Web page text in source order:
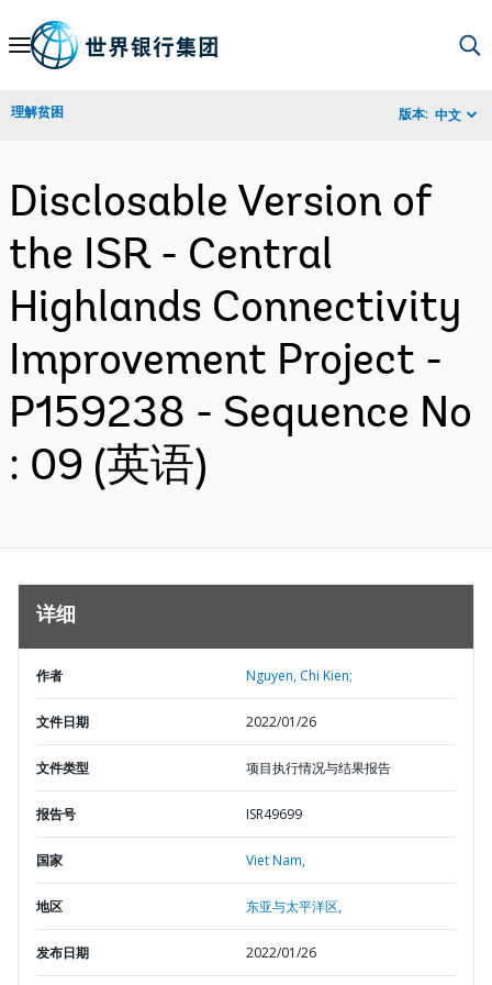
Skip
Navigation
理解贫困 版本: 中文
Disclosable Version of
the ISR - Central
Highlands Connectivity
Improvement Project -
P159238 - Sequence No
: 09 (英语)
详细
作者 Nguyen, Chi Kien;
文件日期 2022/01/26
文件类型 项目执行情况与结果报告
报告号 ISR49699
国家 Viet Nam,
地区 东亚与太平洋区,
发布日期 2022/01/26